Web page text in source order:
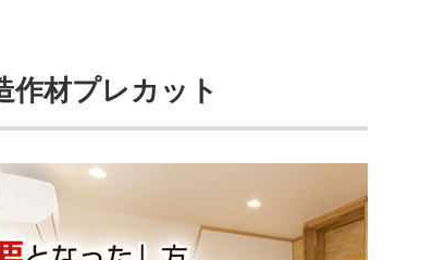
作材プレカット